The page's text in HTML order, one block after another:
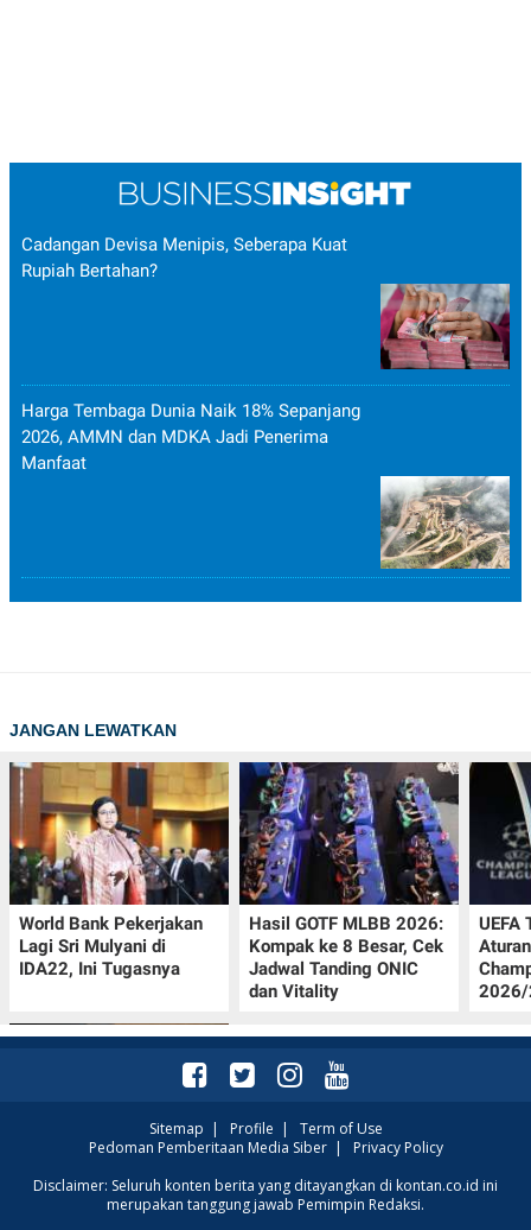
Cadangan Devisa Menipis, Seberapa Kuat
Rupiah Bertahan?
Harga Tembaga Dunia Naik 18% Sepanjang
2026, AMMN dan MDKA Jadi Penerima
Manfaat
JANGAN LEWATKAN
World Bank Pekerjakan
Lagi Sri Mulyani di
IDA22, Ini Tugasnya
Hasil GOTF MLBB 2026:
Kompak ke 8 Besar, Cek
Jadwal Tanding ONIC
dan Vitality
UEFA
2026/
Jadwal Persija vs Arema
FC Perebutan Juara 3
Sitemap | Profile | Term of Use
Pedoman Pemberitaan Media Siber| Privacy Policy
Disclaimer: Seluruh konten berita yang ditayangkan di kontan.co.id ini
merupakan tanggung jawab Pemimpin Redaksi.